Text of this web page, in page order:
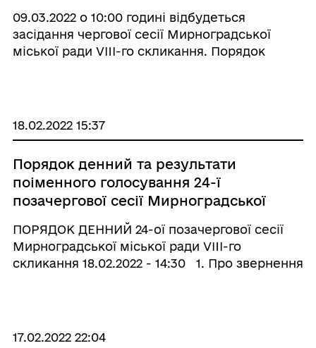
09.03.2022 о 10:00 годині відбудеться
засідання чергової сесії Мирноградської
міської ради VIIІ-го скликання. Порядок
територіаль ...
18.02.2022 15:37
Порядок денний та результати
поіменного голосування 24-ї
позачергової сесії Мирноградської
міської ради VIIІ-го скликання
ПОРЯДОК ДЕННИЙ 24-ої позачергової сесії
Мирноградської міської ради VIIІ-го
скликання 18.02.2022 - 14:30 1. Про звернення
17.02.2022 22:04